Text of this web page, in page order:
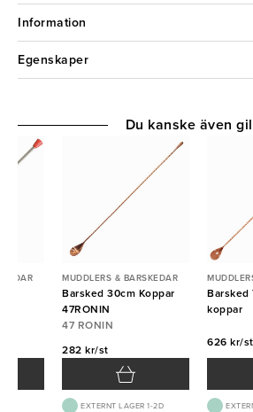
Information
Egenskaper
MUDDLERS & BARSKEDAR
Barsked 30cm Koppar
47RONIN
47 RONIN
282 kr/st
EXTERNT LAGER 1-2D
Barsked
koppar
626 kr/st
Du kanske även